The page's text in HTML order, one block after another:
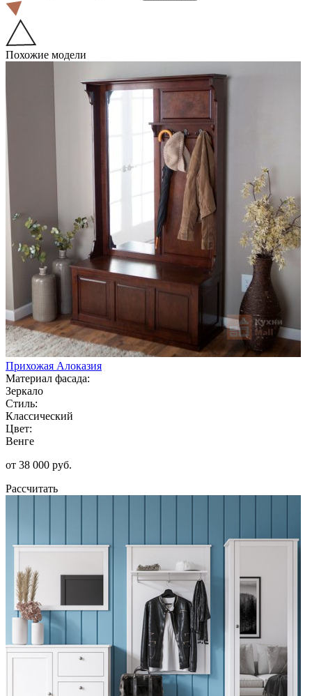
Похожие модели
Прихожая Алоказия
Материал фасада:
Зеркало
Стиль:
Классический
Цвет:
Венге
от 38 000 руб.
Рассчитать